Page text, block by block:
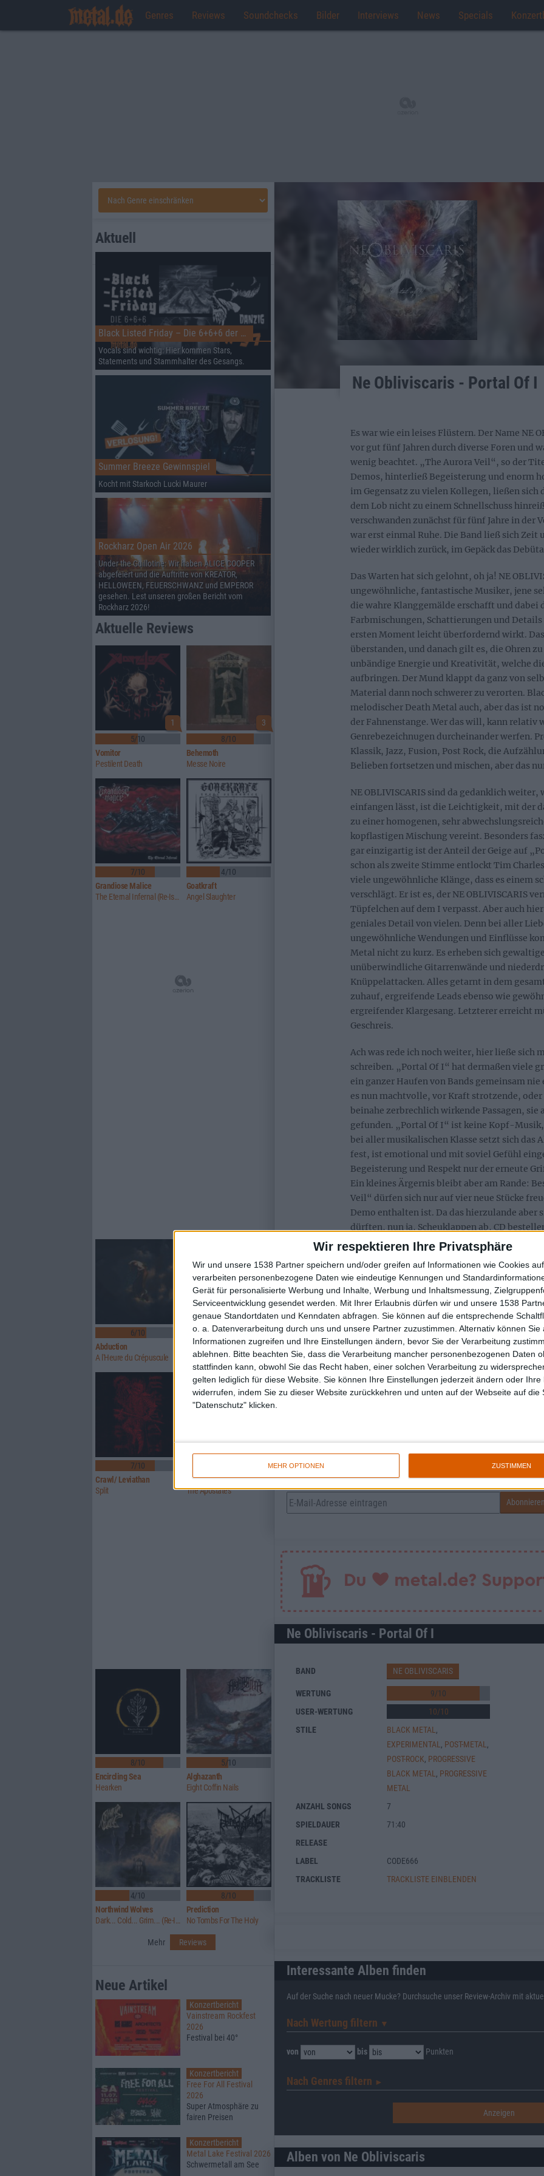
Wir respektieren Ihre Privatsphäre
Wir und unsere 1538 Partner speichern und/oder greifen auf Informationen wie Cookies
verarbeiten personenbezogene Daten wie eindeutige Kennungen und
Gerät für personalisierte Werbung und Inhalte, Werbung und Inhaltsmessung,
Serviceentwicklung gesendet werden.
Mit Ihrer Erlaubnis dürfen wir und unsere 1538
genaue Standortdaten und Kenndaten abfragen. Sie können auf die entsprechende
o. a. Datenverarbeitung durch uns und unsere Partner zuzustimmen. Alternativ können Sie
Informationen zugreifen und Ihre Einstellungen ändern, bevor Sie der Verarbeitung
ablehnen.
Bitte beachten Sie, dass die Verarbeitung mancher personenbezogenen Daten
stattfinden kann, obwohl Sie das Recht haben, einer solchen Verarbeitung zu
gelten lediglich für diese Website. Sie können Ihre Einstellungen jederzeit ändern oder Ihre
widerrufen, indem Sie zu dieser Website zurückkehren und unten auf der Webseite auf die
"Datenschutz" klicken.
MEHR OPTIONEN ZUSTIMMEN
Genres Reviews Soundchecks Bilder Interviews News Specials
Ne Obliviscaris - Portal Of I
Es war wie ein leises Flüstern. Der Name NE
vor gut fünf Jahren durch diverse Foren und
wenig beachtet. „The Aurora Veil“, so der
Demos, hinterließ Begeisterung und enorm
im Gegensatz zu vielen Kollegen, ließen sich
dem Lob nicht zu einem Schnellschuss
verschwanden zunächst für fünf Jahre in der
war erst einmal Ruhe. Die Band ließ sich Zeit
wieder wirklich zurück, im Gepäck das
Das Warten hat sich gelohnt, oh ja! NE
ungewöhnliche, fantastische Musiker, jene
die wahre Klanggemälde erschafft und dabei
Farbmischungen, Schattierungen und Details
ersten Moment leicht überfordernd wirkt.
überstanden, und danach gilt es, die Ohren
unbändige Energie und Kreativität, welche
aufbringen. Der Mund klappt da ganz von
Material dann noch schwerer zu verorten.
melodischer Death Metal auch, aber das ist
der Fahnenstange. Wer das will, kann relativ
Genrebezeichnugen durcheinander werfen.
Klassik, Jazz, Fusion, Post Rock, die
Belieben fortsetzen und mischen, aber das
NE OBLIVISCARIS sind da gedanklich weiter,
einfangen lässt, ist die Leichtigkeit, mit der
zu einer homogenen, sehr
kopflastigen Mischung vereint. Besonders
gar einzigartig ist der Anteil der Geige auf
schon als zweite Stimme entlockt Tim
viele ungewöhnliche Klänge, dass es einem
verschlägt. Er ist es, der NE OBLIVISCARIS
Tüpfelchen auf dem I verpasst. Aber auch
geniales Detail von vielen. Denn bei aller
ungewöhnliche Wendungen und Einflüsse
Metal nicht zu kurz. Es erheben sich
unüberwindliche Gitarrenwände und
Knüppelattacken. Alles getarnt in dem
zuhauf, ergreifende Leads ebenso wie
ergreifender Klargesang. Letzterer erreicht
Geschreis.
Ach was rede ich noch weiter, hier ließe sich
schreiben. „Portal Of I“ hat dermaßen viele
ein ganzer Haufen von Bands gemeinsam nie
es nun machtvolle, vor Kraft strotzende,
beinahe zerbrechlich wirkende Passagen, sie
gefunden. „Portal Of I“ ist keine Kopf-
bei aller musikalischen Klasse setzt sich das
fest, ist emotional und mit soviel Gefühl
Begeisterung und Respekt nur der erneute
Ein kleines Ärgernis bleibt aber am Rande:
Veil“ dürfen sich nur auf vier neue Stücke
Demo enthalten ist. Da das hierzulande aber
dürften, nun ja, Scheuklappen ab, CD
vielen Details dürft ihr dann selber
noch immer nicht ganz durch und gönne mir
Runde!
Zur Startseite
Jan Wischkowski
Newsletter abonnieren
Ne Obliviscaris - Portal Of I
BAND NE OBLIVISCARIS
WERTUNG 9/10
USER-WERTUNG
10/10
STILE
BLACK METAL ,
EXPERIMENTAL , POST-METAL ,
POST-ROCK, PROGRESSIVE
BLACK METAL , PROGRESSIVE
METAL
ANZAHL SONGS
7
SPIELDAUER
71:40
RELEASE
LABEL
CODE666
TRACKLISTE
TRACKLISTE EINBLENDEN
Interessante Alben finden
Auf der Suche nach neuer Mucke? Durchsuche unser Review-Archiv mit aktuell
Nach Wertung filtern ▼︎
von bis Punkten
Nach Genres filtern ►︎
Alben von Ne Obliviscaris
Aktuell
Black Listed Friday – Die 6+6+6 der Woche
Vocals sind wichtig: Hier kommen Stars,
Statements und Stammhalter des Gesangs.
Summer Breeze Gewinnspiel
Kocht mit Starkoch Lucki Maurer
Rockharz Open Air 2026
Under the Guillotine: Wir haben ALICE COOPER
abgefeiert und die Auftritte von KREATOR,
HELLOWEEN, FEUERSCHWANZ und EMPEROR
gesehen. Lest unseren großen Bericht vom
Rockharz 2026!
Aktuelle Reviews
1
5/10
Vomitor
Pestilent Death
3
8/10
Behemoth
Messe Noire
7/10
Grandiose Malice
The Eternal Infernal (Re-Issue)
4/10
Goatkraft
Angel Slaughter
6/10
Abduction
A l'Heure du Crépuscule
6/10
Above Aurora
Path To Ruin
7/10
Crawl/ Leviathan
Split
Glorior Belli
The Apostates
8/10
Encircling Sea
Hearken
5/10
Alghazanth
Eight Coffin Nails
4/10
Northwind Wolves
Dark... Cold... Grim... (Re-Issue)
8/10
Prediction
No Tombs For The Holy
Mehr Reviews
Neue Artikel
Konzertbericht
Vainstream Rockfest
2026
Festival bei 40°
Konzertbericht
Free For All Festival
2026
Super Atmosphäre zu
fairen Preisen
Konzertbericht
Metal Lake Festival 2026
Schwermetall am See